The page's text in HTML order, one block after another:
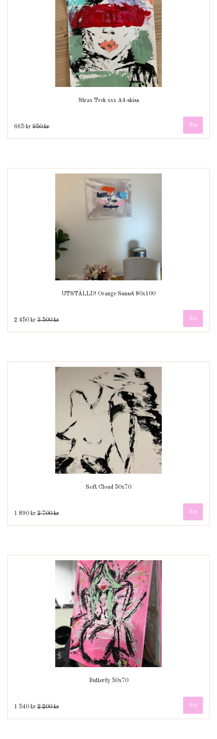
Strax Trek xxx A4-skiss
665 kr 950 kr
UTSTÄLLD! Orange Sunset 80x100
2 450 kr 3 500 kr
Soft Cloud 50x70
1 890 kr 2 700 kr
Butterfly 50x70
1 540 kr 2 200 kr